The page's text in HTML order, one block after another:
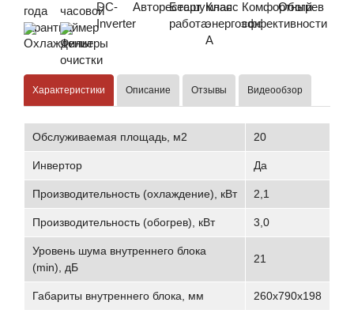
Характеристики Описание Отзывы Видеообзор
Обслуживаемая площадь, м2 20
Инвертор Да
Производительность (охлаждение), кВт 2,1
Производительность (обогрев), кВт 3,0
Уровень шума внутреннего блока
(min), дБ
21
Габариты внутреннего блока, мм 260x790x198